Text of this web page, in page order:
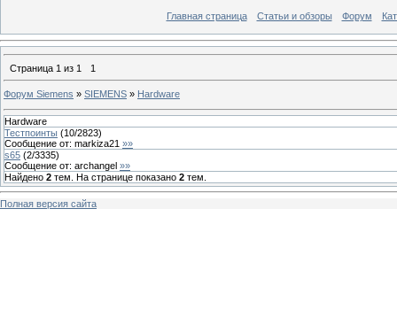
Главная страница Статьи и обзоры Форум
Страница 1 из 1 1
Форум Siemens » SIEMENS » Hardware
Hardware
Тестпоинты (10/2823)
Сообщение от: markiza21 »»
s65 (2/3335)
Сообщение от: archangel »»
Найдено 2 тем. На странице показано 2 тем.
Полная версия сайта